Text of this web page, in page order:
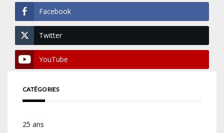
Facebook
Twitter
YouTube
CATÉGORIES
25 ans